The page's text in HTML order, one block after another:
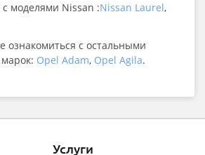
моделями Nissan :Nissan Laurel,
ознакомиться с остальными
Opel Adam, Opel Agila.
Услуги